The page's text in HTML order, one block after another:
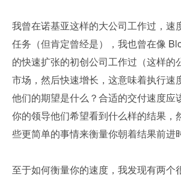
我曾在诺基亚这样的大公司工作过，速
任务（但肯定曾经是），我也曾在像
的快速扩张的初创公司工作过（这样的
市场，然后快速增长，这意味着执行速
他们的期望是什么？合适的交付速度应
你的领导他们希望看到什么样的结果，
些更简单的事情来衡量你朝着结果前进
至于如何衡量你的速度，我发现有两个